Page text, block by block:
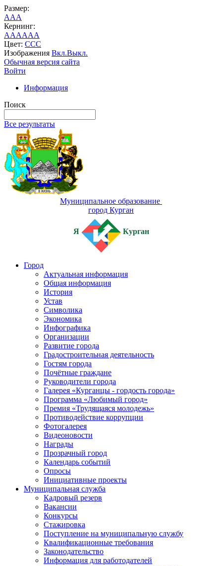
Размер:
AAA
Кернинг:
AAAAAA
Цвет: CCC
Изображения Вкл.Выкл.
Обычная версия сайта
Войти
Информация
Поиск
Все результаты
Муниципальное образование
город Курган
Я Курган
Город
Актуальная информация
Общая информация
История
Устав
Символика
Экономика
Инфографика
Организации
Развитие города
Градостроительная деятельность
Гостям города
Почётные граждане
Руководители города
Галерея «Курганцы - гордость города»
Программа «Любимый город»
Премия «Трудящаяся молодежь»
Противодействие коррупции
Фотогалерея
Видеоновости
Награды
Прозрачный город
Календарь событий
Опросы
Инициативные проекты
Муниципальная служба
Кадровый резерв
Вакансии
Конкурсы
Стажировка
Поступление на муниципальную службу
Квалификационные требования
Законодательство
Информация для работодателей